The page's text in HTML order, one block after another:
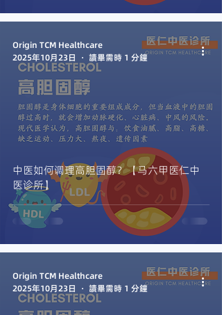
中医如何调理高胆固醇？【马六甲医仁中
医诊所】
Origin TCM Healthcare
2025年10月23日
讀畢需時 1 分鐘
Origin TCM Healthcare
2025年10月23日
讀畢需時 1 分鐘